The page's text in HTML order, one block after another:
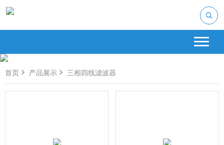
首页 产品展示 三相四线滤波器